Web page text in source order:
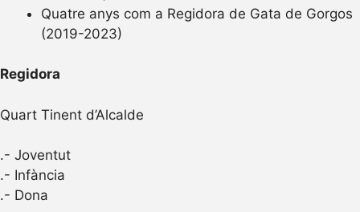
Quatre anys com a Regidora de Gata de Gorgos
(2019-2023)
Regidora
Quart Tinent d’Alcalde
.- Joventut
.- Infància
.- Dona